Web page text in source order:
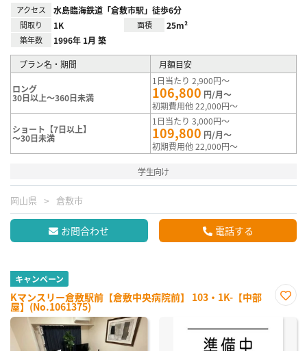
アクセス 水島臨海鉄道「倉敷市駅」徒歩6分
間取り 1K 面積 25m²
築年数 1996年 1月 築
プラン名・期間 月額目安
ロング
30日以上～360日未満
1日当たり 2,900円～
106,800 円/月～
初期費用他 22,000円～
ショート【7日以上】
～30日未満
1日当たり 3,000円～
109,800 円/月～
初期費用他 22,000円～
学生向け
岡山県 倉敷市
お問合わせ 電話する
キャンペーン
Kマンスリー倉敷駅前【倉敷中央病院前】 103・1K-【中部
屋】(No.1061375)
に入